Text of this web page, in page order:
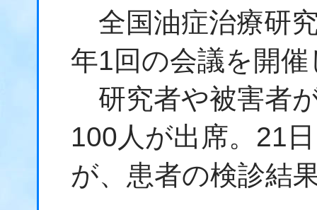
全国油症治療研
年1回の会議を開催
研究者や被害者
100人が出席。21
が、患者の検診結